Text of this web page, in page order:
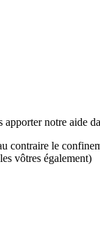
notre aide
contraire le
vôtres également)